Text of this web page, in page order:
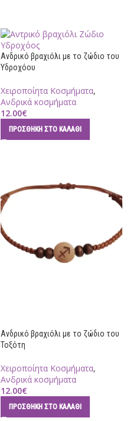
Ανδρικό βραχιόλι με το ζώδιο του
Υδροχόου
Χειροποίητα Κοσμήματα,
Ανδρικά κοσμήματα
12.00€
ΠΡΟΣΘΉΚΗ ΣΤΟ ΚΑΛΆΘΙ
Ανδρικό βραχιόλι με το ζώδιο του
Τοξότη
Χειροποίητα Κοσμήματα,
Ανδρικά κοσμήματα
12.00€
ΠΡΟΣΘΉΚΗ ΣΤΟ ΚΑΛΆΘΙ